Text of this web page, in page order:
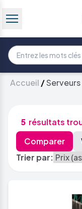
Accueil /Serveurs
5 résultats
Trier par: